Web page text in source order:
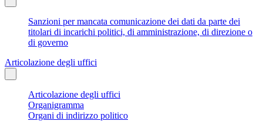
Sanzioni per mancata comunicazione dei dati da parte dei
titolari di incarichi politici, di amministrazione, di direzione o
di governo
Articolazione degli uffici
Articolazione degli uffici
Organigramma
Organi di indirizzo politico